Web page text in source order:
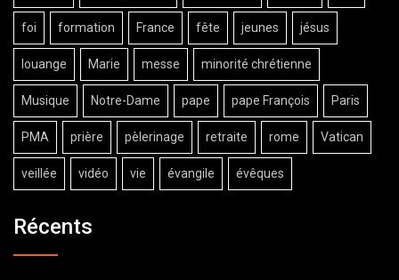
foi formation France fête jeunes jésus
louange Marie messe minorité chrétienne
Musique Notre-Dame pape pape François Paris
PMA prière pèlerinage retraite rome Vatican
veillée vidéo vie évangile évêques
Récents